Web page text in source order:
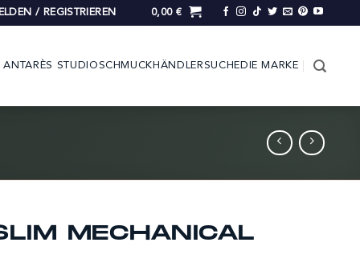
/ REGISTRIEREN 0,00 €
ANTARÈS STUDIOSCHMUCK HÄNDLERSUCHE DIE MARKE
MECHANICAL